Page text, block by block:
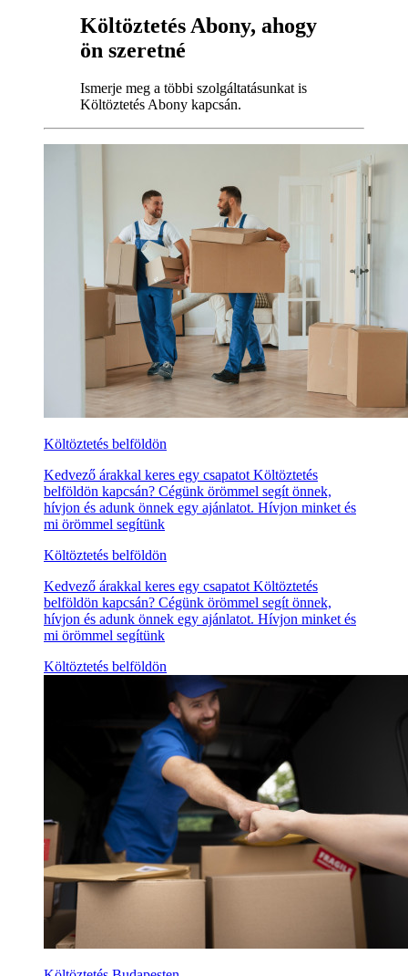
Költöztetés Abony, ahogy
ön szeretné
Ismerje meg a többi szolgáltatásunkat is
Költöztetés Abony kapcsán.
Költöztetés belföldön
Kedvező árakkal keres egy csapatot Költöztetés
belföldön kapcsán? Cégünk örömmel segít önnek,
hívjon és adunk önnek egy ajánlatot. Hívjon minket és
mi örömmel segítünk
Költöztetés belföldön
Kedvező árakkal keres egy csapatot Költöztetés
belföldön kapcsán? Cégünk örömmel segít önnek,
hívjon és adunk önnek egy ajánlatot. Hívjon minket és
mi örömmel segítünk
Költöztetés belföldön